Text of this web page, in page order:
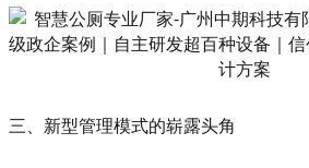
三、新型管理模式的崭露头角